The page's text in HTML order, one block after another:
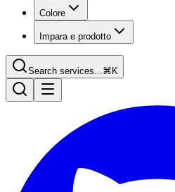
Colore
Impara e prodotto
Search services...⌘K